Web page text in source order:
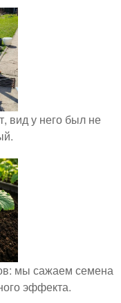
вид у него был не
мы сажаем семена
эффекта.